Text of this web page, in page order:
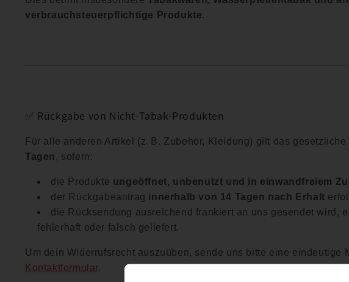
verbrauchsteuerpflichtige Produkte.
✅ Rückgabe von Nicht-Tabak-Produkten
Für alle anderen Artikel (z. B. Zubehör, Kleidung) gilt das gesetzliche
Tagen , sofern:
die Produkte ungeöffnet, unbenutzt und in einwandfreiem
der Rückgabeantrag innerhalb von 14 Tagen nach Erhalt
die Rücksendung ausreichend frankiert an uns gesendet wird,
fehlerhaft oder falsch geliefert.
Um dein Widerrufsrecht auszuüben, sende uns bitte eine eindeutige
Kontaktformular.